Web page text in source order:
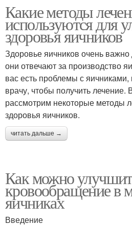
Какие методы
используются для
здоровья яичников
Здоровье яичников очень
они отвечают за производство
вас есть проблемы с
врачу, чтобы получить лечение.
рассмотрим некоторые методы
здоровья яичников.
читать дальше →
Как можно
кровообращение в
яичниках
Введение